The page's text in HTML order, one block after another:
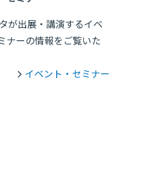
が出展・講演するイベ
ナーの情報をご覧いた
イベント・セミナー